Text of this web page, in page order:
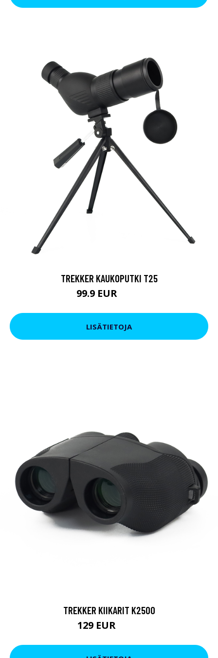
TREKKER KAUKOPUTKI T25
99.9 EUR
LISÄTIETOJA
TREKKER KIIKARIT K2500
129 EUR